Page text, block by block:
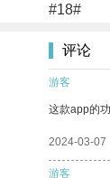
#18#
评论
游客
这款app的
2024-03-07
游客